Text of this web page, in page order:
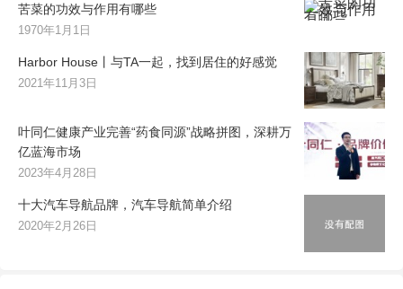
苦菜的功效与作用有哪些
1970年1月1日
Harbor House丨与TA一起，找到居住的好感觉
2021年11月3日
叶同仁健康产业完善“药食同源”战略拼图，深耕万
亿蓝海市场
2023年4月28日
十大汽车导航品牌，汽车导航简单介绍
2020年2月26日